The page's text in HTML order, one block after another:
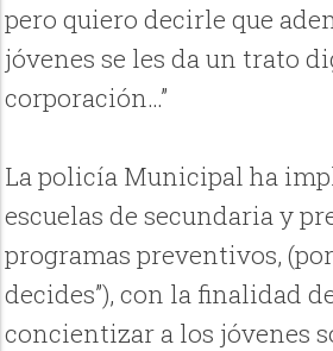
pero quiero decirle que
jóvenes se les da un trato
corporación…”
La policía Municipal ha
escuelas de secundaria y
programas preventivos,
decides”), con la finalidad
concientizar a los jóvenes